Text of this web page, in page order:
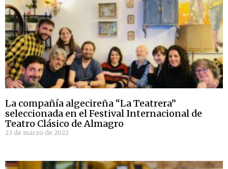
La compañía algecireña “La Teatrera”
seleccionada en el Festival Internacional de
Teatro Clásico de Almagro
23 de marzo de 2022